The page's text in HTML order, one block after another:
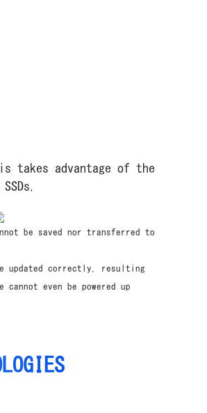
takes advantage of the
be saved nor transferred to
updated correctly, resulting
even be powered up